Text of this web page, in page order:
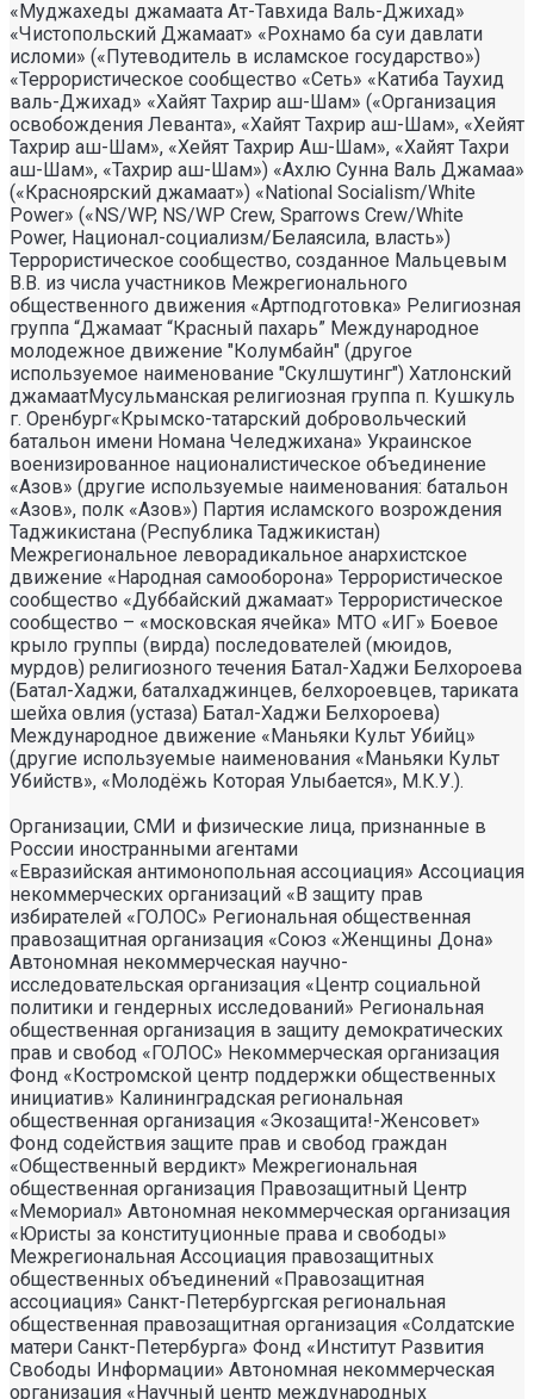
«Муджахеды джамаата Ат-Тавхида Валь-Джихад»
«Чистопольский Джамаат» «Рохнамо ба суи давлати
исломи» («Путеводитель в исламское государство»)
«Террористическое сообщество «Сеть» «Катиба Таухид
валь-Джихад» «Хайят Тахрир аш-Шам» («Организация
освобождения Леванта», «Хайят Тахрир аш-Шам», «Хейят
Тахрир аш-Шам», «Хейят Тахрир Аш-Шам», «Хайят Тахри
аш-Шам», «Тахрир аш-Шам») «Ахлю Сунна Валь Джамаа»
(«Красноярский джамаат») «National Socialism/White
Power» («NS/WP, NS/WP Crew, Sparrows Crew/White
Power, Национал-социализм/Белаясила, власть»)
Террористическое сообщество, созданное Мальцевым
В.В. из числа участников Межрегионального
общественного движения «Артподготовка» Религиозная
группа “Джамаат “Красный пахарь” Международное
молодежное движение "Колумбайн" (другое
используемое наименование "Скулшутинг") Хатлонский
джамаатМусульманская религиозная группа п. Кушкуль
г. Оренбург«Крымско-татарский добровольческий
батальон имени Номана Челеджихана» Украинское
военизированное националистическое объединение
«Азов» (другие используемые наименования: батальон
«Азов», полк «Азов») Партия исламского возрождения
Таджикистана (Республика Таджикистан)
Межрегиональное леворадикальное анархистское
движение «Народная самооборона» Террористическое
сообщество «Дуббайский джамаат» Террористическое
сообщество – «московская ячейка» МТО «ИГ» Боевое
крыло группы (вирда) последователей (мюидов,
мурдов) религиозного течения Батал-Хаджи Белхороева
(Батал-Хаджи, баталхаджинцев, белхороевцев, тариката
шейха овлия (устаза) Батал-Хаджи Белхороева)
Международное движение «Маньяки Культ Убийц»
(другие используемые наименования «Маньяки Культ
Убийств», «Молодёжь Которая Улыбается», М.К.У.).
Организации, СМИ и физические лица, признанные в
России иностранными агентами
«Евразийская антимонопольная ассоциация» Ассоциация некоммерческих организаций «В защиту прав избирателей «ГОЛОС» Региональная общественная правозащитная организация «Союз «Женщины Дона» Автономная некоммерческая научно- исследовательская организация «Центр социальной политики и гендерных исследований» Региональная общественная организация в защиту демократических прав и свобод «ГОЛОС» Некоммерческая организация Фонд «Костромской центр поддержки общественных инициатив» Калининградская региональная общественная организация «Экозащита!-Женсовет» Фонд содействия защите прав и свобод граждан «Общественный вердикт» Межрегиональная общественная организация Правозащитный Центр «Мемориал» Автономная некоммерческая организация «Юристы за конституционные права и свободы» Межрегиональная Ассоциация правозащитных общественных объединений «Правозащитная ассоциация» Санкт-Петербургская региональная общественная правозащитная организация «Солдатские матери Санкт-Петербурга» Фонд «Институт Развития Свободы Информации» Автономная некоммерческая организация «Научный центр международных исследований «ПИР» Ассоциация «Партнерство для развития» (Саратовская региональная общественная благотворительная организация) Частное учреждение «Информационное агентство МЕМО. РУ» Некоммерческое партнерство «Институт региональной прессы» Автономная некоммерческая организация «Московская школа гражданского просвещения» Архангельская региональная общественная организация социально- психологической и правовой помощи лесбиянкам, геям, бисексуалам и трансгендерам (ЛГБТ) «Ракурс» Карачаево-Черкесская Республиканская молодежная общественная организация «Союз молодых политологов» Общероссийское общественное движение защиты прав человека «За права человека» Краснодарская краевая общественная организация выпускников вузов Калининградская региональная общественная организация «Правозащитный центр» Региональная общественная организация «Общественная комиссия по сохранению наследия академика Сахарова» Санкт-Петербургская правозащитная общественная организация «Лига избирательниц» Фонд поддержки свободы прессы Санкт-Петербургская общественная правозащитная организация «Гражданский контроль» Автономная некоммерческая организация информационных и правовых услуг «Ресурсный правозащитный центр» Межрегиональная общественная правозащитная организация «Человек и Закон» Автономная некоммерческая организация «Центр социального проектирования «Возрождение» Межрегиональная общественная организация «Информационно- просветительский центр «Мемориал» Межрегиональная общественная организация «Комитет против пыток» «Частное учреждение в Санкт- Петербурге по административной поддержке реализации программ и проектов Совета Министров северных стран» Автономная некоммерческая правозащитная организация «Молодежный центр консультации и тренинга» Еврейское областное региональное отделение Общероссийской общественной организации «Муниципальная Академия» Некоммерческое партнерство «Институт развития прессы-Сибирь» Мурманская региональная общественная организация «Центр социально-психологической помощи и правовой поддержки жертв дискриминации и гомофобии «Максимум» Межрегиональный общественный фонд содействия развитию гражданского общества «ГОЛОС – Поволжье» Межрегиональная благотворительная общественная организация «Сибирский экологический центр» Фонд «Центр гражданского анализа и независимых исследований «ГРАНИ» Городская общественная организация «Самарский центр гендерных исследований» Региональный Фонд «Центр Защиты Прав Средств Массовой Информации» Челябинский региональный благотворительный общественный фонд «За природу» Челябинское региональное экологическое общественное движение «За природу» Общественное региональное движение «Новгородский Женский Парламент» Самарская региональная общественная организация содействия гармонизации межнациональных отношений «АЗЕРБАЙДЖАН» Мурманская региональная молодежная общественная организация «Гуманистическое движение молодежи» Мурманская региональная общественная экологическая организация «Беллона-Мурманск» Частное учреждение дополнительного профессионального образования «Учебный центр экологии и безопасности» Фонд поддержки социальных проектов «Миграция XXI век» Ростовская городская общественная организация «ЭКО-ЛОГИКА» Автономная некоммерческая организация «Центр антикоррупционных исследований и инициатив «Трансперенси Интернешнл-Р» Озерская городская социально- экологическая общественная организация «Планета надежд» Новосибирский областной общественный фонд «Фонд защиты прав потребителей» Региональная общественная благотворительная организация помощи беженцам и мигрантам «Гражданское содействие» Фонд поддержки расследовательской журналистики – Фонд 19/29 Калининградская региональная общественная организация информационно-правовых программ «Женская лига» Автономная некоммерческая организация «Мемориальный центр истории политических репрессий «Пермь-36» Ассоциация «Экспертно-правовое партнерство «Союз» Некоммерческое партнерство «Клуб бухгалтеров и аудиторов некоммерческих организаций» «Частное учреждение в Калининграде по административной поддержке реализации программ и проектов Совета Министров северных стран» Межрегиональная благотворительная общественная организация «Центр развития некоммерческих организаций» Негосударственное образовательное учреждение дополнительного профессионального образования (повышение квалификации) специалистов «АКАДЕМИЯ ПО ПРАВАМ ЧЕЛОВЕКА» Свердловская региональная общественная организация «Сутяжник» Нижегородская региональная общественная организация «Экологический центр «Дронт» ФОНД НЕКОММЕРЧЕСКИХ ПРОГРАММ ДМИТРИЯ ЗИМИНА «ДИНАСТИЯ» НЕКОММЕРЧЕСКАЯ ОРГАНИЗАЦИЯ НАУЧНЫЙ ФОНД ТЕОРЕТИЧЕСКИХ И ПРИКЛАДНЫХ ИССЛЕДОВАНИЙ «ЛИБЕРАЛЬНАЯ МИССИЯ» Территориальное объединение работодателей «Ефремовский районный союз промышленников и предпринимателей» Региональная общественная организация «Центр независимых исследователей Республики Алтай» ФОНД "СИБИРСКИЙ ЦЕНТР ПОДДЕРЖКИ ОБЩЕСТВЕННЫХ ИНИЦИАТИВ" РЕСПУБЛИКАНСКАЯ МОЛОДЕЖНАЯ ОБЩЕСТВЕННАЯ ОРГАНИЗАЦИЯ «НУОРИ КАРЬЯЛА» («МОЛОДАЯ КАРЕЛИЯ) МЕЖРЕГИОНАЛЬНЫЙ ОБЩЕСТВЕННЫЙ ФОНД МИРА НА ЮГЕ И СЕВЕРНОМ КАВКАЗЕ Автономная некоммерческая организация «Центр независимых социологических исследований» Автономная некоммерческая организация «Центр информации «ФРИИНФОРМ» Региональная общественная организация содействия охране репродуктивного здоровья граждан «Народонаселение и Развитие» Алтайская краевая общественная организация «Геблеровское экологическое общество» АССОЦИАЦИЯ «СОДЕЙСТВИЕ В ПРАВОВОЙ ЗАЩИТЕ НАСЕЛЕНИЯ «ПРАВОВАЯ ОСНОВА» Межрегиональная общественная организация «Северная природоохранная коалиция» КОМИ РЕГИОНАЛЬНАЯ ОБЩЕСТВЕННАЯ ОРГАНИЗАЦИЯ «КОМИССИЯ ПО ЗАЩИТЕ ПРАВ ЧЕЛОВЕКА «МЕМОРИАЛ» Алтайский краевой эколого- культурный общественный фонд «Алтай-21век» МЕЖРЕГИОНАЛЬНЫЙ ОБЩЕСТВЕННЫЙ ФОНД СОДЕЙСТВИЯ РАЗВИТИЮ ГРАЖДАНСКОГО ОБЩЕСТВА «ГОЛОС – УРАЛ» ФОНД ПОДДЕРЖКИ СРЕДСТВ МАССОВОЙ ИНФОРМАЦИИ «СРЕДА» Нижегородская областная социально- экологическая общественная организация «Зеленый мир» ФОНД «ГРАЖДАНСКОЕ ДЕЙСТВИЕ» Некоммерческое партнерство «Альянс фондов местных сообществ Пермского края» Кабардино-Балкарский республиканский общественный правозащитный центр Региональное отделение Общероссийского общественного движения «За права человека» ЧЕЧЕНСКАЯ РЕГИОНАЛЬНАЯ ОБЩЕСТВЕННАЯ ОРГАНИЗАЦИЯ «ПРАВОЗАЩИТНЫЙ ЦЕНТР ЧЕЧЕНСКОЙ РЕСПУБЛИКИ» Межрегиональный общественный экологический фонд «ИСАР-СИБИРЬ» ОБЩЕСТВЕННАЯ ОРГАНИЗАЦИЯ «ПЕРМСКИЙ РЕГИОНАЛЬНЫЙ ПРАВОЗАЩИТНЫЙ ЦЕНТР» Региональная общественная организация по улучшению качества жизни общества «Сибирская линия жизни» Фонд в поддержку демократии «ГОЛОС» Региональная общественная организация «Еврейский общинный культурный центр Рязанской области «Хесед-Тшува» Региональная общественная организация «Экологическая вахта Сахалина» Региональная общественная организация «Экологическая вахта Сахалина» Автономная некоммерческая организация «Информационно- исследовательский центр «Ясавэй Манзара» Межрегиональная общественная благотворительная организация «Общество защиты прав потребителей и охраны окружающей среды «ПРИНЦИПЪ» Автономная некоммерческая организация «Дальневосточный центр развития гражданских инициатив и социального партнерства» Союз общественных объединений «Российский исследовательский центр по правам человека» Фонд содействия развитию гражданского общества и правам человека «Женщины Дона» Красноярское региональное экологическое общественное движение «Друзья сибирских лесов» Омская городская общественная организация «Фотоклуб «Со-бытие» Региональное общественное учреждение научно-информационный центр «МЕМОРИАЛ» Иркутская региональная общественная организация «Байкальская Экологическая Волна» Некоммерческая организация «Фонд защиты гласности» Автономная некоммерческая организация «Институт прав человека» Межрегиональная общественная организация «Центр содействия коренным малочисленным народам Севера» Местная общественная благотворительная экологическая организация Зеленый Мир Автономная некоммерческая организация «Правозащитная организация «МАШР» Калининградская региональная общественная организация содействия развитию женского сообщества «Мир женщины» Региональная общественная организация «Информационно- исследовательский центр «Панорама» Забайкальское краевое общественное учреждение «Общественный экологический центр «Даурия» Городская общественная организация «Екатеринбургское общество «МЕМОРИАЛ» Межрегиональная общественная организация «Комитет по предотвращению пыток» Межрегиональная общественная организация «Бюро общественных расследований» Нижегородская региональная общественная организация «Институт прогнозирования и урегулирования политических конфликтов» Городская общественная организация «Рязанское историко- просветительское и правозащитное общество «Мемориал» (Рязанский Мемориал) Санкт-Петербургская общественная организация «Общество содействия социальной защите граждан «Петербургская ЭГИДА» Челябинский региональный орган общественной самодеятельности